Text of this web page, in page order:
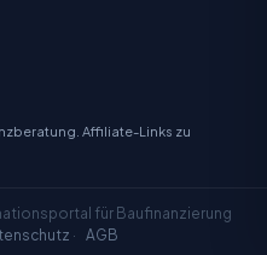
Affiliate-Links zu
für Baufinanzierung
· AGB